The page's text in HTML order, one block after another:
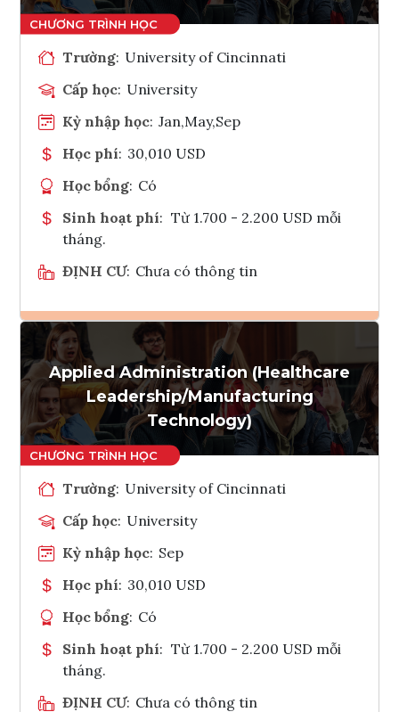
Trường: University of Cincinnati
Cấp học: University
Kỳ nhập học: Jan,May,Sep
Học phí: 30,010 USD
Học bổng: Có
Sinh hoạt phí: Từ 1.700 - 2.200 USD mỗi
tháng.
ĐỊNH CƯ: Chưa có thông tin
Ghi danh
Tham vấn Interlink
Applied Administration (Healthcare
Leadership/Manufacturing
Technology)
Trường: University of Cincinnati
Cấp học: University
Kỳ nhập học: Sep
Học phí: 30,010 USD
Học bổng: Có
Sinh hoạt phí: Từ 1.700 - 2.200 USD mỗi
tháng.
ĐỊNH CƯ: Chưa có thông tin